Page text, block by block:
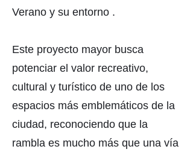
Verano y su entorno .
Este proyecto mayor busca
potenciar el valor recreativo,
cultural y turístico de uno de los
espacios más emblemáticos de la
ciudad, reconociendo que la
rambla es mucho más que una vía